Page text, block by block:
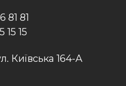
81 81
15 15
Київська 164-А